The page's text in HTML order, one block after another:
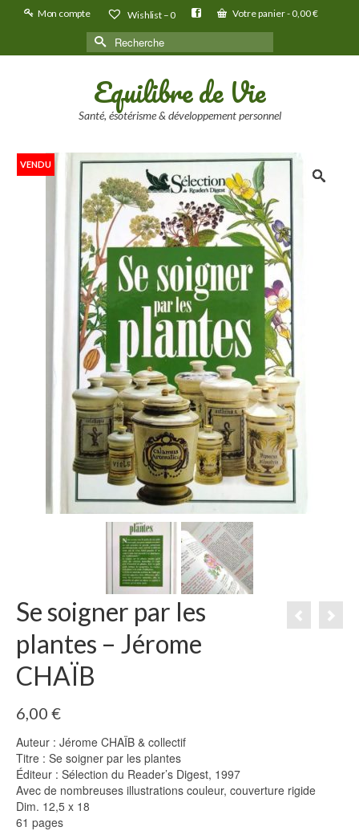
Mon compte Wishlist –0 Votre panier-0,00€
Rechercher :
Equilibre de Vie
Santé, ésotérisme & développement personnel
VENDU
Se soigner par les
plantes – Jérome
CHAÏB
6,00 €
Auteur : Jérome CHAÏB & collectif
Titre : Se soigner par les plantes
Éditeur : Sélection du Reader’s Digest, 1997
Avec de nombreuses illustrations couleur, couverture rigide
Dim. 12,5 x 18
61 pages